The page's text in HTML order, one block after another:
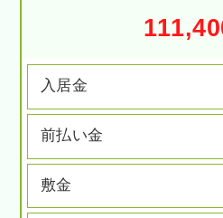
入居金
前払い金
敷金